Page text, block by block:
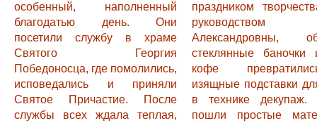
особенный, наполненный
благодатью день. Они
посетили службу в храме
Святого Георгия
Победоносца, где помолились,
исповедались и приняли
Святое Причастие. После
службы всех ждала теплая,
праздником
Александровны,
стеклянные баночки
кофе
изящные подставки
в технике
пошли простые